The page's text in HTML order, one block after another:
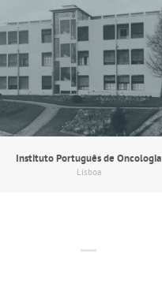
Instituto Português de Oncologia
Lisboa